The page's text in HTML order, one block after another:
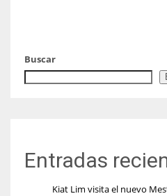
Buscar
Entradas
Kiat Lim visita el nuevo